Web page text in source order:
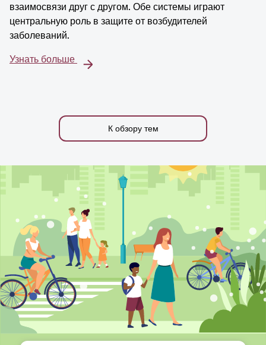
взаимосвязи друг с другом. Обе системы играют
центральную роль в защите от возбудителей
заболеваний.
Узнать больше
К обзору тем